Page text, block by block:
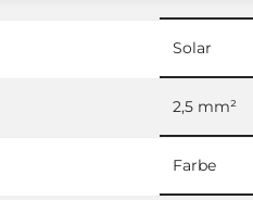
Solar
2,5 mm²
Farbe